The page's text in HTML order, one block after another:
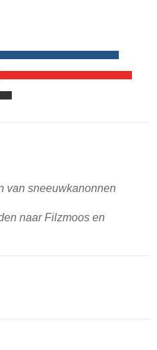
van sneeuwkanonnen
naar Filzmoos en